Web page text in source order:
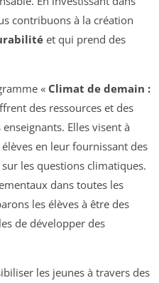
contribuons à la création
et qui prend des
« Climat de demain :
des ressources et des
Elles visent à
élèves en leur fournissant des
les questions climatiques.
dans toutes les
les élèves à être des
de développer des
les jeunes à travers des